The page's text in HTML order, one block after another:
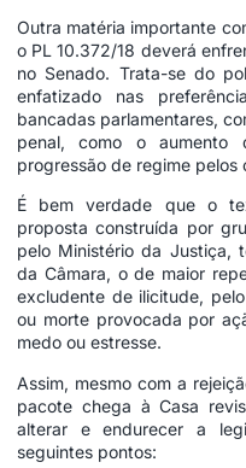
Outra matéria importante
o PL 10.372/18 deverá
no Senado. Trata-se do
enfatizado nas
bancadas parlamentares,
penal, como o aumento
progressão de regime pelos
É bem verdade que o
proposta construída por
pelo Ministério da Justiça,
da Câmara, o de maior
excludente de ilicitude,
ou morte provocada por
medo ou estresse.
Assim, mesmo com a
pacote chega à Casa
alterar e endurecer a
seguintes pontos: